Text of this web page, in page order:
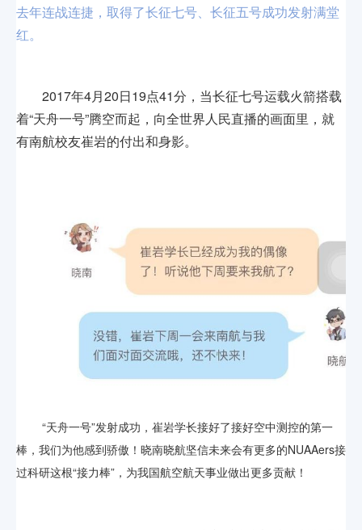
去年连战连捷，取得了长征七号、长征五号成功发射满堂
红。
2017年4月20日19点41分，当长征七号运载火箭搭载
着“天舟一号”腾空而起，向全世界人民直播的画面里，就
有南航校友崔岩的付出和身影。
“天舟一号”发射成功，崔岩学长接好了接好空中测控的第一
棒，我们为他感到骄傲！晓南晓航坚信未来会有更多的NUAAers接
过科研这根“接力棒”，为我国航空航天事业做出更多贡献！